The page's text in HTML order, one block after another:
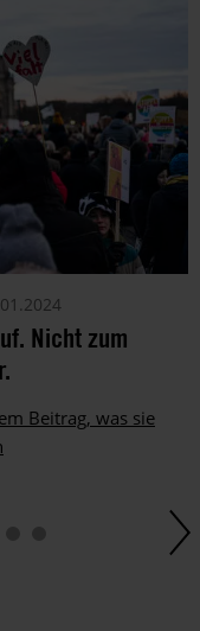
Nicht zum
Beitrag, was sie